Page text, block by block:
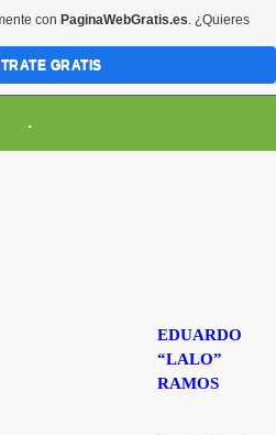
.
EDUARDO
“LALO”
RAMOS
con PaginaWebGratis.es. ¿Quieres
GRATIS